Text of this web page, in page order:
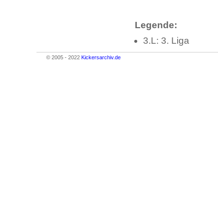
Legende:
3.L: 3. Liga
© 2005 - 2022 Kickersarchiv.de